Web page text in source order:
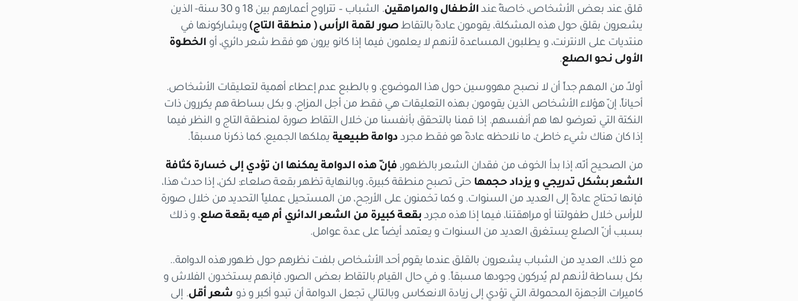
قلق عند بعض الأشخاص، خاصةً عند الأطفال والمراهقين
. الشباب – تتراوح أعمارهم بين 18 و 30 سنة- الذين
يشعرون بقلق حول هذه المشكلة، يقومون عادةً بالتقاط صور لقمة الرأس ( منطقة التاج)ويشاركونها في
منتديات على الانترنت، و يطلبون المساعدة لأنهم لا يعلمون فيما إذا كانو يرون هو فقط شعر دائري، أو الخطوة
الأولى نحو الصلع.
أولاً، من المهم جداً أن لا نصبح مهووسين حول هذا الموضوع، و بالطبع عدم إعطاء أهمية لتعليقات الأشخاص.
أحياناً، إنّ هؤلاء الأشخاص الذين يقومون بهذه التعليقات هي فقط من أجل المزاح، و بكل بساطة هم يكررون ذات
النكتة التي تعرضو لها هم أنفسهم. إذا قمنا بالتحقق بأنفسنا من خلال التقاط صورة لمنطقة التاج و النظر فيما
إذا كان هناك شيء خاطئ، ما نلاحظه عادةً هو فقط مجرد دوامة طبيعية يملكها الجميع، كما ذكرنا مسبقاً.
من الصحيح أنّه، إذا بدأ الخوف من فقدان الشعر بالظهور، فإنّ هذه الدوامة يمكنها ان تؤدي إلى خسارة كثافة
الشعر بشكل تدريجي و يزداد حجمها حتى تصبح منطقة كبيرة، وبالنهاية تظهر بقعة صلعاء: لكن، إذا حدث هذا،
فإنها تحتاج عادةً إلى العديد من السنوات. و كما تخمنون على الأرجح، من المستحيل عملياً التحديد من خلال صورة
للرأس خلال طفولتنا أو مراهقتنا، فيما إذا هذه مجرد بقعة كبيرة من الشعر الدائري أم هيه بقعة صلع، و ذلك
بسبب أنّ الصلع يستغرق العديد من السنوات و يعتمد أيضاً على عدة عوامل.
مع ذلك، العديد من الشباب يشعرون بالقلق عندما يقوم أحد الأشخاص بلفت نظرهم حول ظهور هذه الدوامة..
بكل بساطة لأنهم لم يُدركون وجودها مسبقاً. و في حال القيام بالتقاط بعض الصور، فإنهم يستخدون الفلاش و
كاميرات الأجهزة المحمولة، التي تؤدي إلى زيادة الانعكاس وبالتالي تجعل الدوامة أن تبدو أكبر و ذو شعر أقل. إلى